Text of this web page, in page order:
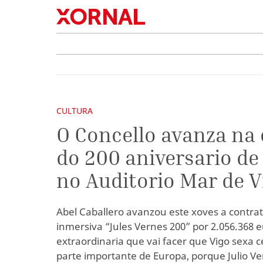
CULTURA
O Concello avanza
do 200 aniversario
no Auditorio Mar de
Abel Caballero avanzou este xoves a
inmersiva “Jules Vernes 200” por 2.056.368
extraordinaria que vai facer que Vigo sexa
parte importante de Europa, porque Julio